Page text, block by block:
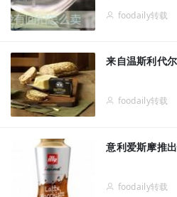
foodaily转载
来自温斯利代
foodaily转载
意利爱斯摩推
foodaily转载